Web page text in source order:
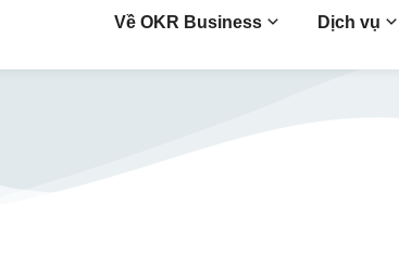
Về OKR Business Dịch vụ